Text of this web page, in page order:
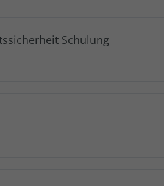
Schulung